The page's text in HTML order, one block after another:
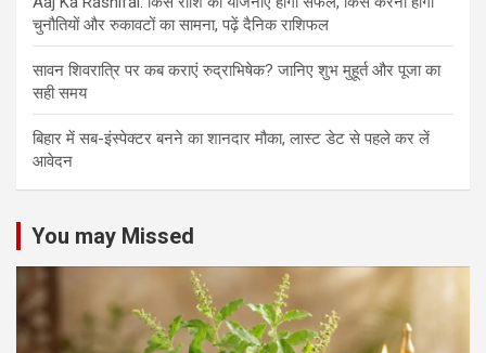
चुनौतियों और रुकावटों का सामना, पढ़ें दैनिक राशिफल
सावन शिवरात्रि पर कब कराएं रुद्राभिषेक? जानिए शुभ मुहूर्त और पूजा का
सही समय
बिहार में सब-इंस्पेक्टर बनने का शानदार मौका, लास्ट डेट से पहले कर लें
आवेदन
You may Missed